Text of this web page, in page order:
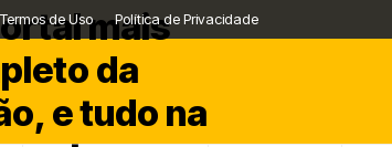
Termos de Uso Política de Privacidade